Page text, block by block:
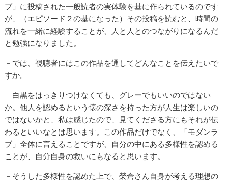
ブ」に投稿された一般読者の実体験を基に作られているのです
が、（エピソード２の基になった）その投稿を読むと、時間の
流れを一緒に経験することが、人と人とのつながりになるんだ
と勉強になりました。
－では、視聴者にはこの作品を通してどんなことを伝えたいで
すか。
白黒をはっきりつけなくても、グレーでもいいのではない
か。他人を認めるという懐の深さを持った方が人生は楽しいの
ではないかと、私は感じたので、見てくださる方にもそれが伝
わるといいなとは思います。この作品だけでなく、「モダンラ
ブ」全体に言えることですが、自分の中にある多様性を認める
ことが、自分自身の救いにもなると思います。
－そうした多様性を認めた上で、榮倉さん自身が考える理想の